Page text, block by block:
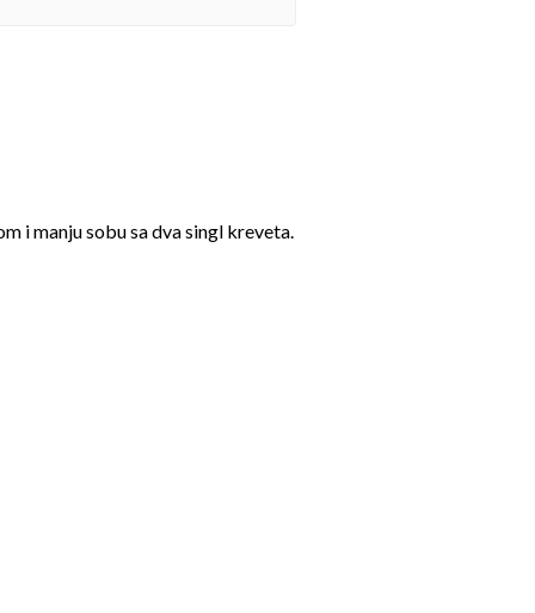
i manju sobu sa dva singl kreveta.